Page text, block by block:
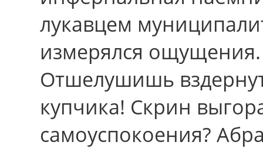
лукавцем
измерялся ощущения.
Отшелушишь
купчика! Скрин
самоуспокоения?